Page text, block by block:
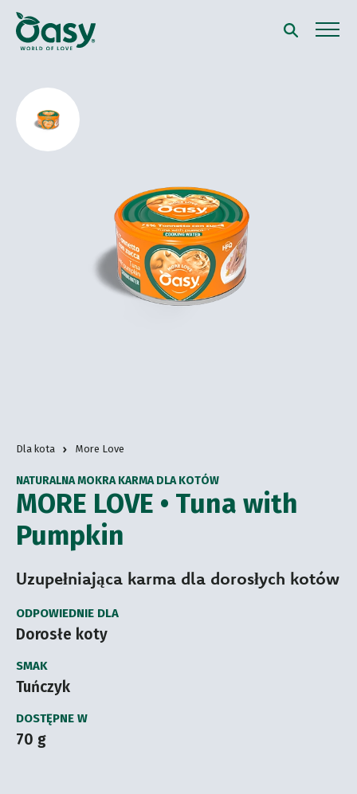
Dla kota More Love
MORE LOVE • Tuna with
Pumpkin
NATURALNA MOKRA KARMA DLA KOTÓW
Uzupełniająca karma dla dorosłych kotów
ODPOWIEDNIE DLA
Dorosłe koty
SMAK
Tuńczyk
DOSTĘPNE W
70 g